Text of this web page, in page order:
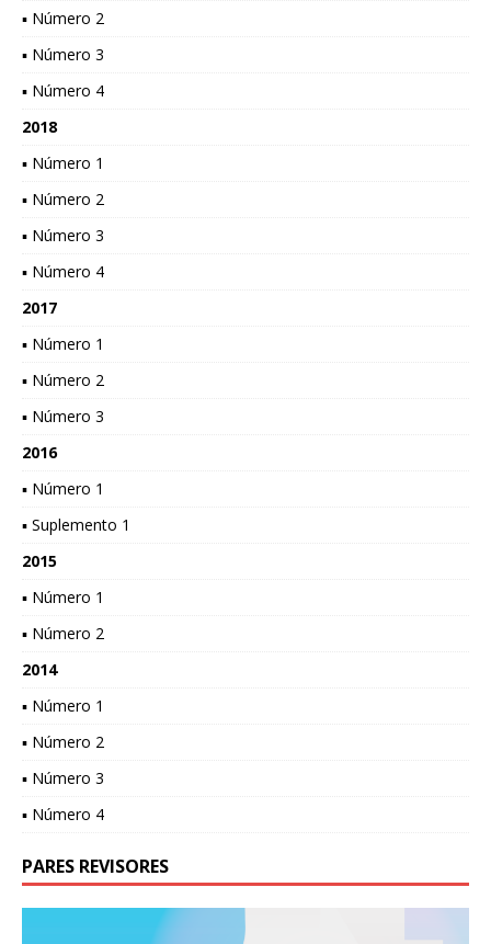
▪ Número 2
▪ Número 3
▪ Número 4
2018
▪ Número 1
▪ Número 2
▪ Número 3
▪ Número 4
2017
▪ Número 1
▪ Número 2
▪ Número 3
2016
▪ Número 1
▪ Suplemento 1
2015
▪ Número 1
▪ Número 2
2014
▪ Número 1
▪ Número 2
▪ Número 3
▪ Número 4
PARES REVISORES